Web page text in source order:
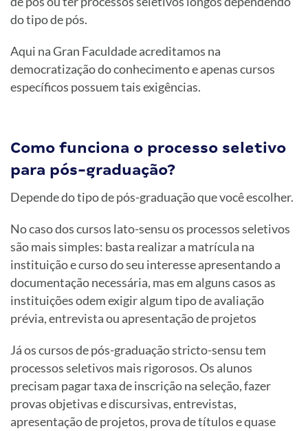
do tipo de pós.
Aqui na Gran Faculdade acreditamos na
democratização do conhecimento e apenas cursos
específicos possuem tais exigências.
Como funciona o processo seletivo
para pós-graduação?
Depende do tipo de pós-graduação que você escolher.
No caso dos cursos lato-sensu os processos seletivos
são mais simples: basta realizar a matrícula na
instituição e curso do seu interesse apresentando a
documentação necessária, mas em alguns casos as
instituições odem exigir algum tipo de avaliação
prévia, entrevista ou apresentação de projetos
Já os cursos de pós-graduação stricto-sensu tem
processos seletivos mais rigorosos. Os alunos
precisam pagar taxa de inscrição na seleção, fazer
provas objetivas e discursivas, entrevistas,
apresentação de projetos, prova de títulos e quase